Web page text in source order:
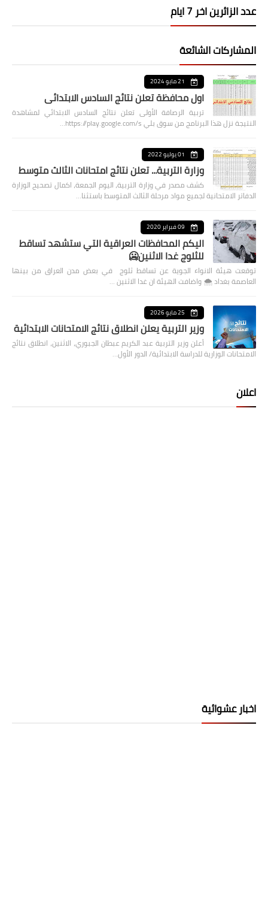
عدد الزائرين اخر 7 ايام
المشاركات الشائعة
21 مايو 2024
اول محافظة تعلن نتائج السادس الابتدائي
تربية الرصافة الأولى تعلن نتائج السادس الابتدائي لمشاهدة
النتيجة نزل هذا البرنامج من سوق بلي https://play.google.com/s…
01 يوليو 2022
وزارة التربية... تعلن نتائج امتحانات الثالث متوسط
كشف مصدر في وزارة التربية، اليوم الجمعة، اكمال تصحيح الوزارة
الدفاتر الامتحانية لجميع مواد مرحلة الثالث المتوسط باستثنا…
09 فبراير 2020
اليكم المحافظات العراقية التي ستشهد تساقط
للثلوج غدا الاثنين🥶
توقعت هيئة الانواء الجوية عن تساقط ثلوج في بعض مدن العراق من بينها
العاصمة بغداد ⁦🌨️⁩ واضافت الهيئة ان غدا الاثنين …
25 مايو 2026
وزير التربية يعلن انطلاق نتائج الامتحانات الابتدائية
أعلن وزير التربية عبد الكريم عبطان الجبوري، الاثنين، انطلاق نتائج
الامتحانات الوزارية للدراسة الابتدائية/ الدور الأول…
اعلان
اخبار عشوائية